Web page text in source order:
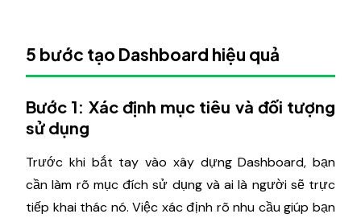
5 bước tạo Dashboard hiệu quả
Bước 1: Xác định mục tiêu và đối tượng
sử dụng
Trước khi bắt tay vào xây dựng Dashboard, bạn
cần làm rõ mục đích sử dụng và ai là người sẽ trực
tiếp khai thác nó. Việc xác định rõ nhu cầu giúp bạn